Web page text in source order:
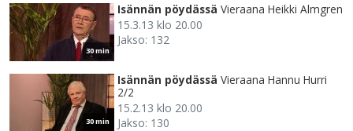
30 min
Isännän pöydässä Vieraana Heikki Almgren
15.3.13 klo 20.00
Jakso: 132
30 min
Isännän pöydässä Vieraana Hannu Hurri
2/2
15.2.13 klo 20.00
Jakso: 130